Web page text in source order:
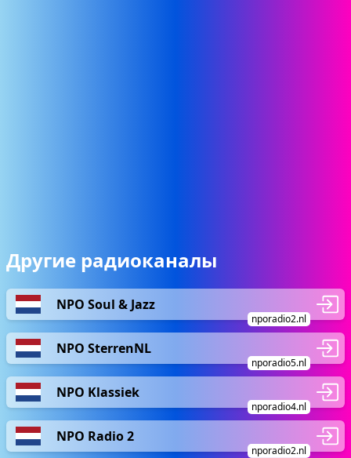
Другие радиоканалы
NPO Soul & Jazz
nporadio2.nl
NPO SterrenNL
nporadio5.nl
NPO Klassiek
nporadio4.nl
NPO Radio 2
nporadio2.nl